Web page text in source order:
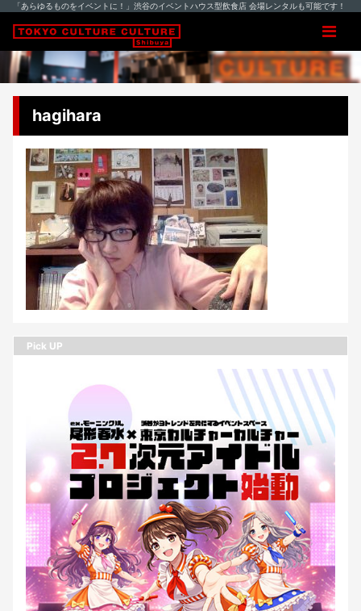
「あらゆるものをイベントに！」渋谷のイベントハウス型飲食店 会場レンタルも可能です！
hagihara
Pick UP